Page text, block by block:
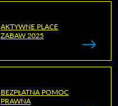
AKTYWNE PLACE
ZABAW 2025
BEZPŁATNA POMOC
PRAWNA